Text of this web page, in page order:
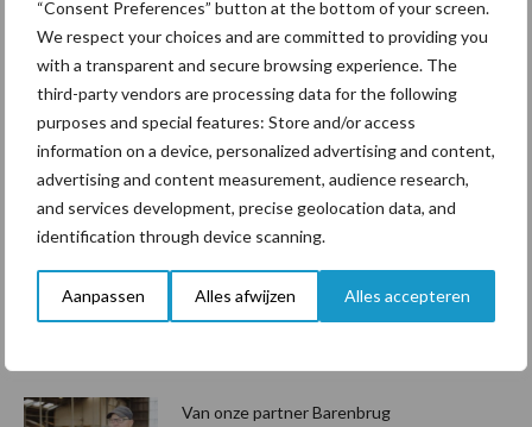
“Consent Preferences” button at the bottom of your screen.
We respect your choices and are committed to providing you
with a transparent and secure browsing experience. The
third-party vendors are processing data for the following
purposes and special features: Store and/or access
information on a device, personalized advertising and content,
advertising and content measurement, audience research,
and services development, precise geolocation data, and
identification through device scanning.
Aanpassen Alles afwijzen Alles accepteren
Grasgroenbemester Proterra Maize kan gezaaid worden
gelijktijdig met mais of maximaal een week voor de inzaai van mais
tot vier dagen erna. Indien u Proterra Maize later zaait dan mais,
wees dan voorzichtig met de kiemende maisplantjes. De
zaaizaadhoeveelheid is 15 kg/ha.
Teelthandleiding beschikbaar
Barenbrug heeft een teelthandleiding voor Proterra Maize
aanvragen
Van onze partner Barenbrug